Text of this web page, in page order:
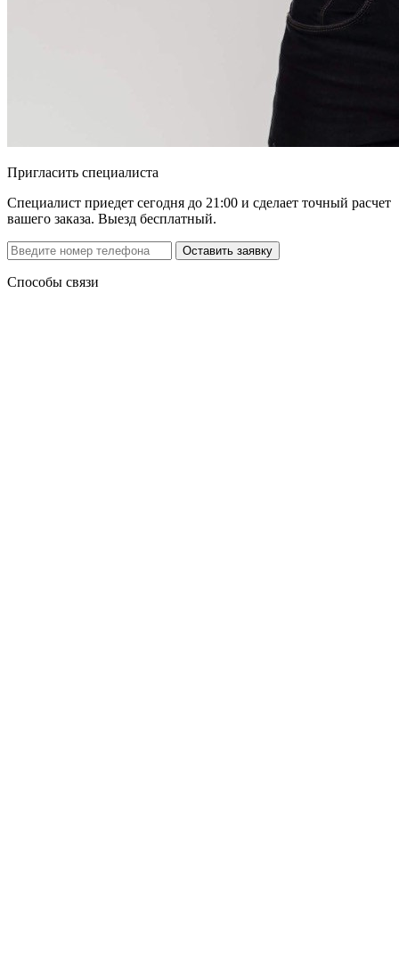
Пригласить специалиста
Специалист приедет сегодня до 21:00 и сделает точный расчет
вашего заказа. Выезд бесплатный.
Способы связи